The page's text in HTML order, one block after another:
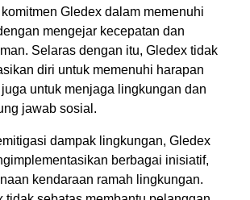
Gledex dalam memenuhi
mengejar kecepatan dan
Selaras dengan itu, Gledex tidak
diri untuk memenuhi harapan
untuk menjaga lingkungan dan
jawab sosial.
dampak lingkungan, Gledex
berbagai inisiatif,
kendaraan ramah lingkungan.